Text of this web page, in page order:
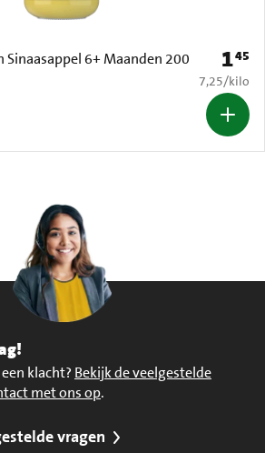
Sinaasappel 6+ Maanden 200
Prijs:
145
€ 7,25 per
7,25/kilo
klacht? Bekijk de veelgestelde
met ons op.
vragen